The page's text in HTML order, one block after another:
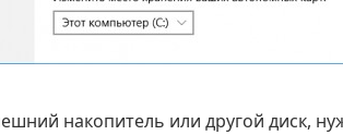
накопитель или другой диск,